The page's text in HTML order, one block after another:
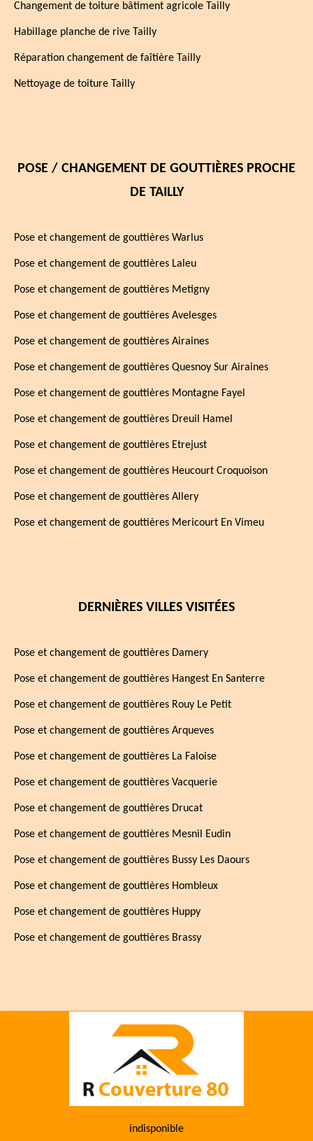
Changement de toiture bâtiment agricole Tailly
Habillage planche de rive Tailly
Réparation changement de faîtière Tailly
Nettoyage de toiture Tailly
POSE / CHANGEMENT DE GOUTTIÈRES PROCHE
DE TAILLY
Pose et changement de gouttières Warlus
Pose et changement de gouttières Laleu
Pose et changement de gouttières Metigny
Pose et changement de gouttières Avelesges
Pose et changement de gouttières Airaines
Pose et changement de gouttières Quesnoy Sur Airaines
Pose et changement de gouttières Montagne Fayel
Pose et changement de gouttières Dreuil Hamel
Pose et changement de gouttières Etrejust
Pose et changement de gouttières Heucourt Croquoison
Pose et changement de gouttières Allery
Pose et changement de gouttières Mericourt En Vimeu
DERNIÈRES VILLES VISITÉES
Pose et changement de gouttières Damery
Pose et changement de gouttières Hangest En Santerre
Pose et changement de gouttières Rouy Le Petit
Pose et changement de gouttières Arqueves
Pose et changement de gouttières La Faloise
Pose et changement de gouttières Vacquerie
Pose et changement de gouttières Drucat
Pose et changement de gouttières Mesnil Eudin
Pose et changement de gouttières Bussy Les Daours
Pose et changement de gouttières Hombleux
Pose et changement de gouttières Huppy
Pose et changement de gouttières Brassy
indisponible